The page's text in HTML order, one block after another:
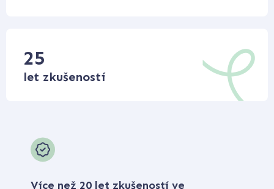
25
let zkušeností
Více než 20 let zkušeností ve